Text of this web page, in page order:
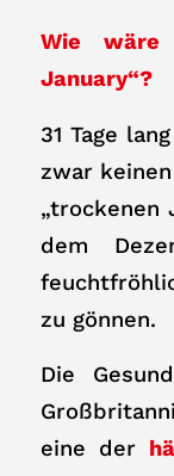
Wie
January“?
31 Tage
zwar
„trockenen
dem
zu gönnen.
Die
eine der